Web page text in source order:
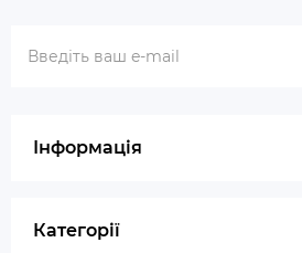
Інформація
Категорії